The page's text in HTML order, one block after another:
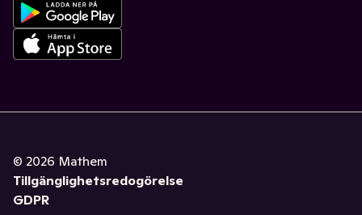
© 2026 Mathem
Tillgänglighetsredogörelse
GDPR